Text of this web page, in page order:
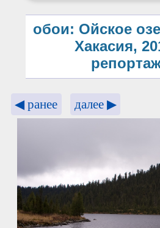
обои: Ойское
Хакасия,
◀ ранее далее ▶